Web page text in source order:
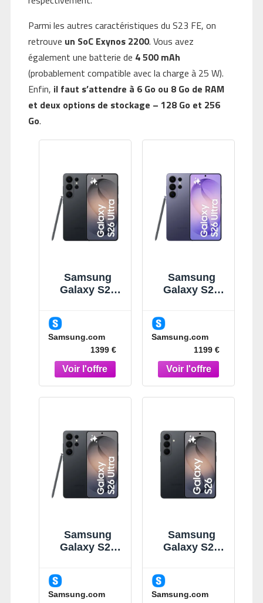
Parmi les autres caractéristiques du S23 FE, on
retrouve un SoC Exynos 2200. Vous avez
également une batterie de 4 500 mAh
(probablement compatible avec la charge à 25 W).
Enfin, il faut s’attendre à 6 Go ou 8 Go de RAM
et deux options de stockage – 128 Go et 256
Go.
Samsung
Galaxy S26
Smartphone
Noir
Samsung.com
1399 €
Samsung
Galaxy S26
Smartphone
IA Violet
Samsung.com
1199 €
Samsung
Galaxy S26
Smartphone
IA 5G Noir
Samsung.com
Samsung
Galaxy S26
Smartphone
Samsung.com